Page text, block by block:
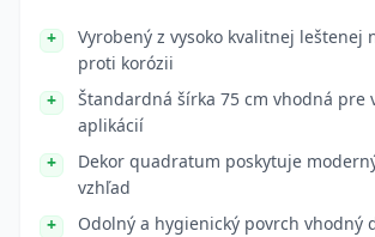
Vyrobený z vysoko kvalitnej leštenej
proti korózii
Štandardná šírka 75 cm vhodná pre
aplikácií
Dekor quadratum poskytuje
vzhľad
Odolný a hygienický povrch vhodný